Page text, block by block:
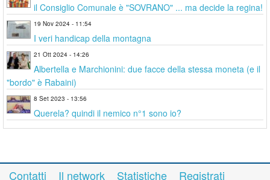
il Consiglio Comunale è "SOVRANO" ... ma decide la regina!
19 Nov 2024 - 11:54
I veri handicap della montagna
21 Ott 2024 - 14:26
Albertella e Marchionini: due facce della stessa moneta (e il
"bordo" è Rabaini)
8 Set 2023 - 13:56
Querela? quindi il nemico n°1 sono io?
Contatti Il network Statistiche Registrati